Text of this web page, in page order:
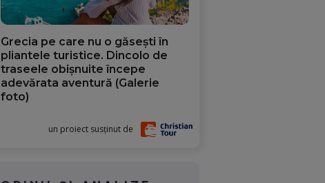
Grecia pe care nu o găsești în
pliantele turistice. Dincolo de
traseele obișnuite începe
adevărata aventură (Galerie
foto)
un proiect susținut de